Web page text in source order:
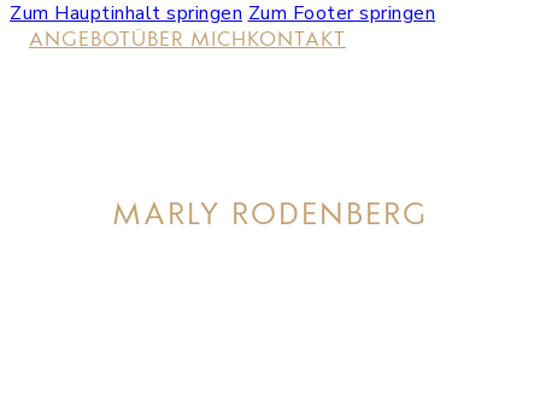
Zum Hauptinhalt springen Zum Footer springen
ANGEBOTÜBER MICHKONTAKT
MARLY RODENBERG